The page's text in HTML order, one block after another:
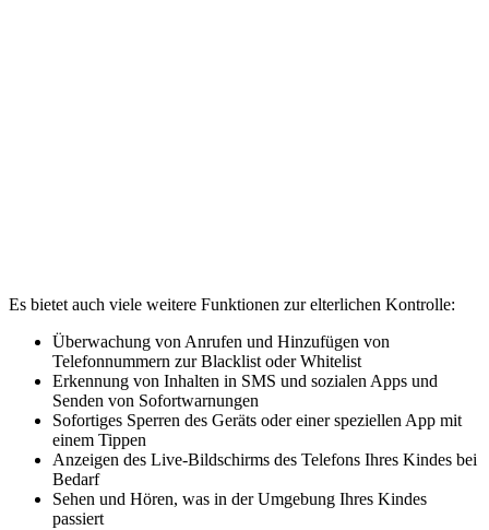
Es bietet auch viele weitere Funktionen zur elterlichen Kontrolle:
Überwachung von Anrufen und Hinzufügen von
Telefonnummern zur Blacklist oder Whitelist
Erkennung von Inhalten in SMS und sozialen Apps und
Senden von Sofortwarnungen
Sofortiges Sperren des Geräts oder einer speziellen App mit
einem Tippen
Anzeigen des Live-Bildschirms des Telefons Ihres Kindes bei
Bedarf
Sehen und Hören, was in der Umgebung Ihres Kindes
passiert